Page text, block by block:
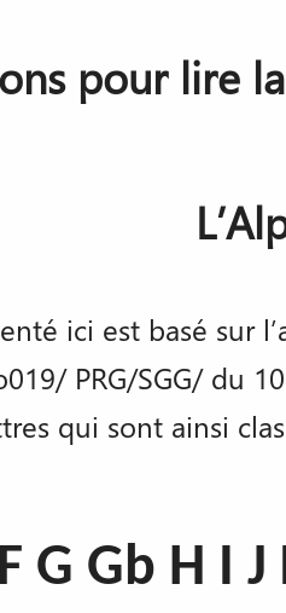
pour lire
ici est basé sur
PRG/SGG/ du
qui sont ainsi
G Gb H I